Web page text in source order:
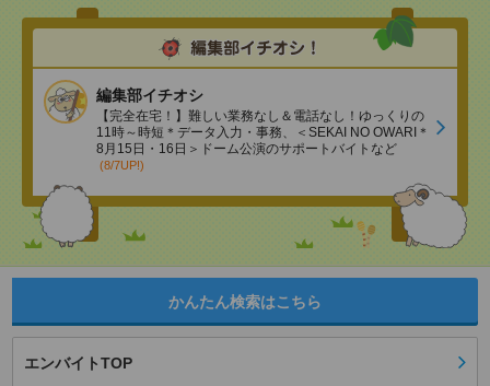
編集部イチオシ
【完全在宅！】難しい業務なし＆電話なし！ゆっくりの
11時～時短＊データ入力・事務、＜SEKAI NO OWARI＊
8月15日・16日＞ドーム公演のサポートバイトなど
(8/7UP!)
かんたん検索はこちら
エンバイトTOP